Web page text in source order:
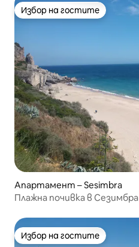
Избор на гостите
Избор на гостите
Апартамент – Sesimbra
Плажна почивка в Сезимбра
Избор на гостите
Избор на гостите